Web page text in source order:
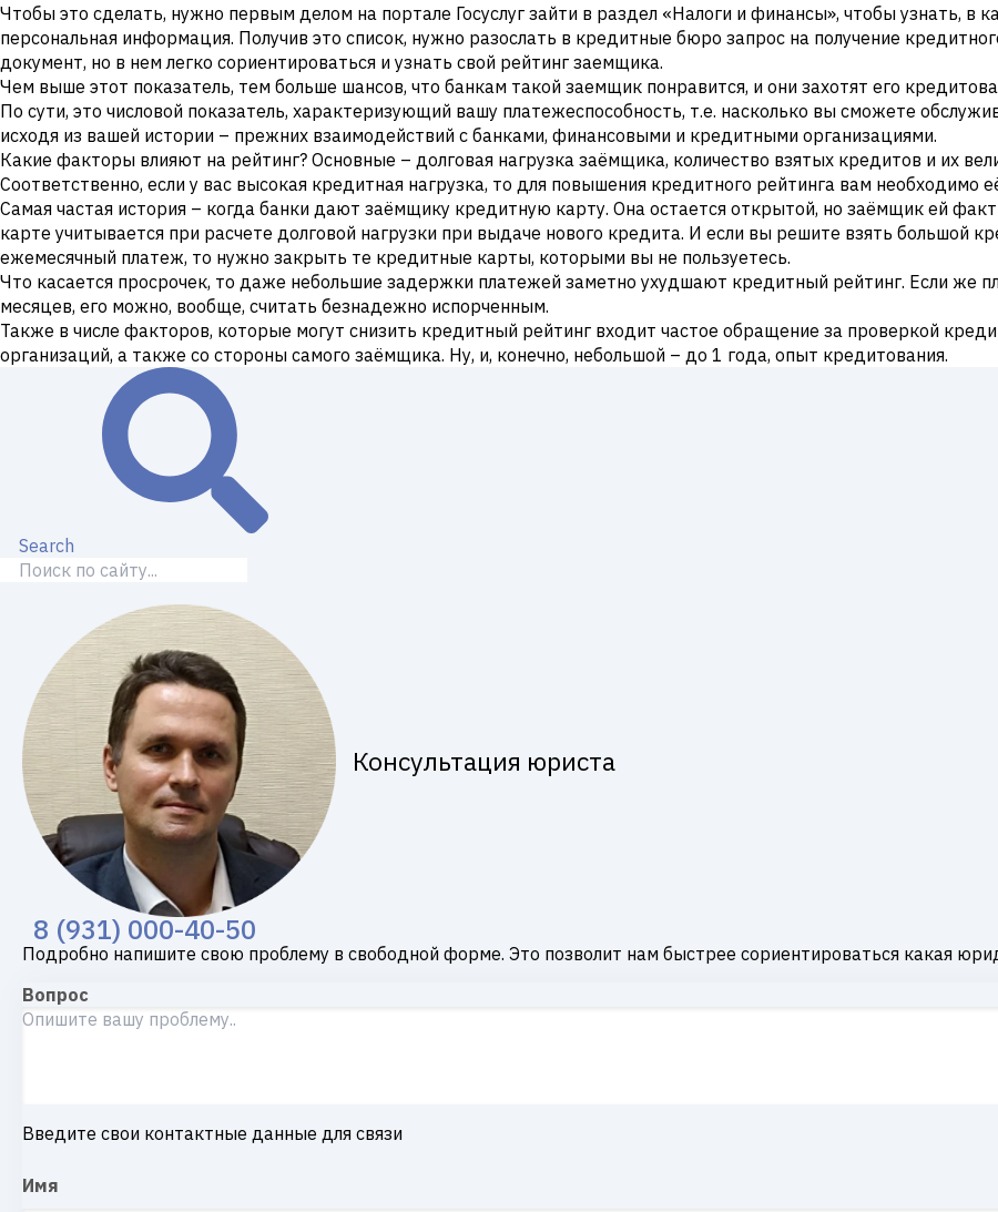
Чтобы это сделать, нужно первым делом на портале Госуслуг зайти в раздел «Налоги и финансы», чтобы узнать, в
персональная информация. Получив это список, нужно разослать в кредитные бюро запрос на получение
документ, но в нем легко сориентироваться и узнать свой рейтинг заемщика.
Чем выше этот показатель, тем больше шансов, что банкам такой заемщик понравится, и они захотят его
По сути, это числовой показатель, характеризующий вашу платежеспособность, т.е. насколько вы сможете
исходя из вашей истории – прежних взаимодействий с банками, финансовыми и кредитными организациями.
Какие факторы влияют на рейтинг? Основные – долговая нагрузка заёмщика, количество взятых кредитов и их
Соответственно, если у вас высокая кредитная нагрузка, то для повышения кредитного рейтинга вам необходимо
Самая частая история – когда банки дают заёмщику кредитную карту. Она остается открытой, но заёмщик ей
карте учитывается при расчете долговой нагрузки при выдаче нового кредита. И если вы решите взять большой
ежемесячный платеж, то нужно закрыть те кредитные карты, которыми вы не пользуетесь.
Что касается просрочек, то даже небольшие задержки платежей заметно ухудшают кредитный рейтинг. Если же
месяцев, его можно, вообще, считать безнадежно испорченным.
Также в числе факторов, которые могут снизить кредитный рейтинг входит частое обращение за проверкой
организаций, а также со стороны самого заёмщика. Ну, и, конечно, небольшой – до 1 года, опыт кредитования.
Search
Консультация юриста
8 (931) 000-40-50
Подробно напишите свою проблему в свободной форме. Это позволит нам быстрее сориентироваться какая
Вопрос
Введите свои контактные данные для связи
Имя